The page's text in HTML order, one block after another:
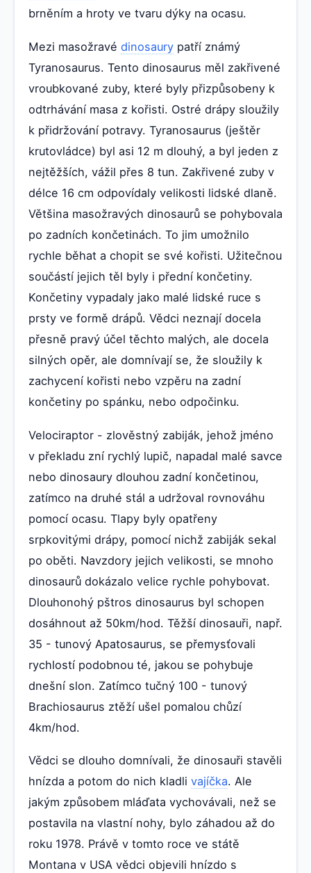
brněním a hroty ve tvaru dýky na ocasu.
Mezi masožravé dinosaury patří známý
Tyranosaurus. Tento dinosaurus měl zakřivené
vroubkované zuby, které byly přizpůsobeny k
odtrhávání masa z kořisti. Ostré drápy sloužily
k přidržování potravy. Tyranosaurus (ještěr
krutovládce) byl asi 12 m dlouhý, a byl jeden z
nejtěžších, vážil přes 8 tun. Zakřivené zuby v
délce 16 cm odpovídaly velikosti lidské dlaně.
Většina masožravých dinosaurů se pohybovala
po zadních končetinách. To jim umožnilo
rychle běhat a chopit se své kořisti. Užitečnou
součástí jejich těl byly i přední končetiny.
Končetiny vypadaly jako malé lidské ruce s
prsty ve formě drápů. Vědci neznají docela
přesně pravý účel těchto malých, ale docela
silných opěr, ale domnívají se, že sloužily k
zachycení kořisti nebo vzpěru na zadní
končetiny po spánku, nebo odpočinku.
Velociraptor - zlověstný zabiják, jehož jméno
v překladu zní rychlý lupič, napadal malé savce
nebo dinosaury dlouhou zadní končetinou,
zatímco na druhé stál a udržoval rovnováhu
pomocí ocasu. Tlapy byly opatřeny
srpkovitými drápy, pomocí nichž zabiják sekal
po oběti. Navzdory jejich velikosti, se mnoho
dinosaurů dokázalo velice rychle pohybovat.
Dlouhonohý pštros dinosaurus byl schopen
dosáhnout až 50km/hod. Těžší dinosauři, např.
35 - tunový Apatosaurus, se přemysťovali
rychlostí podobnou té, jakou se pohybuje
dnešní slon. Zatímco tučný 100 - tunový
Brachiosaurus ztěží ušel pomalou chůzí
4km/hod.
Vědci se dlouho domnívali, že dinosauři stavěli
hnízda a potom do nich kladli vajíčka. Ale
jakým způsobem mláďata vychovávali, než se
postavila na vlastní nohy, bylo záhadou až do
roku 1978. Právě v tomto roce ve státě
Montana v USA vědci objevili hnízdo s